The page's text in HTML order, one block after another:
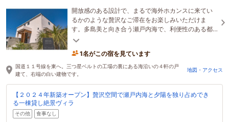
開放感のある設計で、まるで海外ホカンスに来てい
るかのような贅沢なご滞在をお楽しみいただけま
す。多島美と向き合う瀬戸内海で、利便性のある都
心から離れ大切な人たちと素晴らしい思い出をお作
1名がこの宿を見ています
国道１１号線を東へ。三つ星ベルトの工場の裏にある海沿いの４軒の戸
建て、右端の白い建物です。
地図・アクセス
【２０２４年新築オープン】贅沢空間で瀬戸内海と夕陽を独り占めでき
る一棟貸し絶景ヴィラ
その他 食事なし